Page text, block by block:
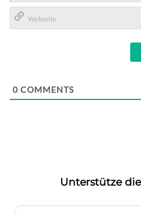
E-
Mail*
0 COMMENTS
Unterstütze